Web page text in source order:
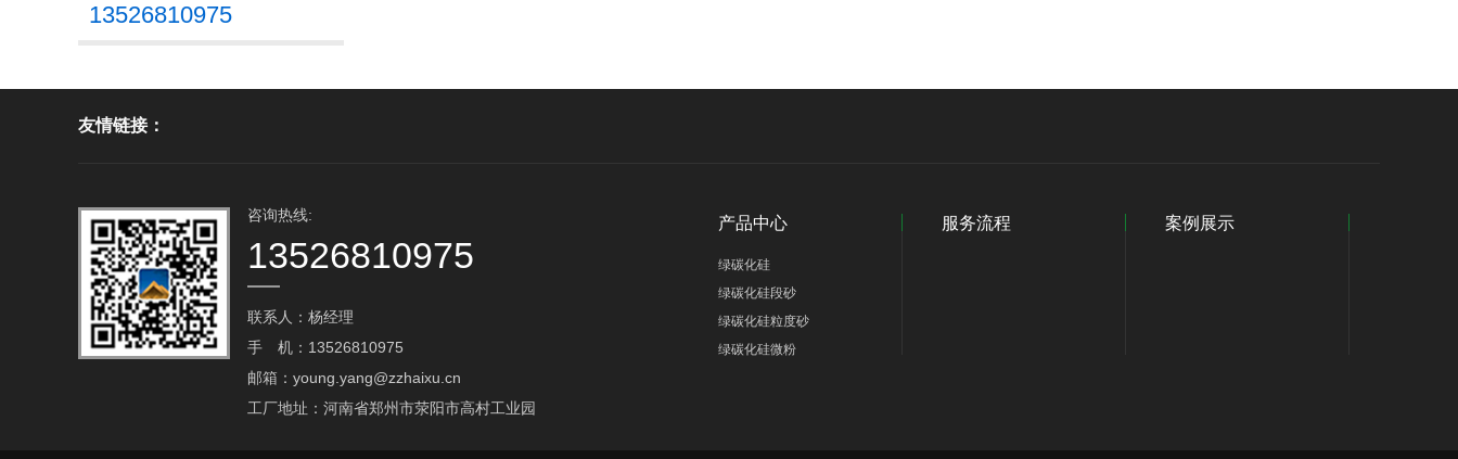
13526810975
友情链接：
咨询热线:
13526810975
联系人：杨经理
手 机：13526810975
邮箱：young.yang@zzhaixu.cn
工厂地址：河南省郑州市荥阳市高村工业园
产品中心
绿碳化硅
绿碳化硅段砂
绿碳化硅粒度砂
绿碳化硅微粉
服务流程 案例展示